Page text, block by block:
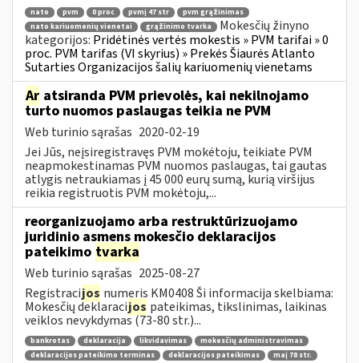
nato pvm 0 proc pvmį 47 str
pvm grąžinimas
nato kariuomenių vienetai
grąžinimo tvarka
Mokesčių žinyno
kategorijos: Pridėtinės vertės mokestis » PVM tarifai » 0
proc. PVM tarifas (VI skyrius) » Prekės Šiaurės Atlanto
Sutarties Organizacijos šalių kariuomenių vienetams
Ar atsiranda PVM prievolės, kai nekilnojamo
turto nuomos paslaugas teikia ne PVM
Web turinio sąrašas 2020-02-19
Jei Jūs, neįsiregistravęs PVM mokėtoju, teikiate PVM
neapmokestinamas PVM nuomos paslaugas, tai gautas
atlygis netraukiamas į 45 000 eurų sumą, kurią viršijus
reikia registruotis PVM mokėtoju,...
reorganizuojamo arba restruktūrizuojamo
juridinio asmens mokesčio deklaracijos
pateikimo tvarka
Web turinio sąrašas 2025-08-27
Registracijos numeris KM0408 Ši informacija skelbiama:
Mokesčių deklaracijos pateikimas, tikslinimas, laikinas
veiklos nevykdymas (73-80 str.)...
bankrotas deklaracija likvidavimas
mokesčių administravimas
deklaracijos pateikimo terminas
deklaracijos pateikimas
maį 78 str.